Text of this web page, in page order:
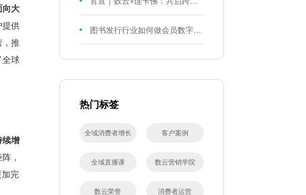
向大
提供
推
全球
续增
，
完
图书发行行业如何做会员数字化?河南新华书店给打了个样！
热门标签
全域消费者增长 客户案例
全域直播课 数云营销学院
数云荣誉 消费者运营